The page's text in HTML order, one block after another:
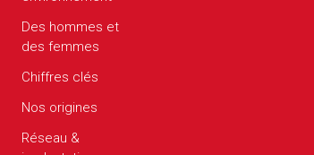
Des hommes et
des femmes
Chiffres clés
Nos origines
Réseau &